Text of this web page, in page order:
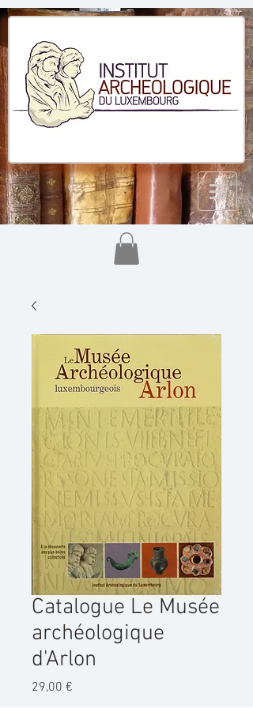
Catalogue Le Musée
archéologique
d'Arlon
29,00 €